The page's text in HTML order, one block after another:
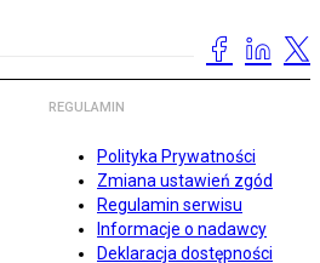
REGULAMIN
Polityka Prywatności
Zmiana ustawień zgód
Regulamin serwisu
Informacje o nadawcy
Deklaracja dostępności